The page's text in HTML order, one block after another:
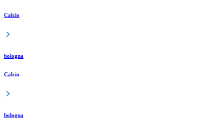
Calcio
bologna
Calcio
bologna